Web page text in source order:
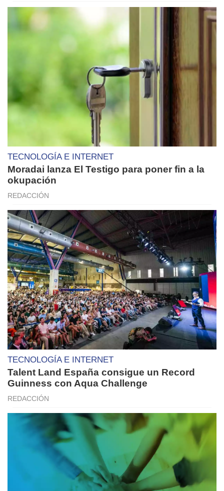
TECNOLOGÍA E INTERNET
Moradai lanza El Testigo para poner fin a la
okupación
REDACCIÓN
TECNOLOGÍA E INTERNET
Talent Land España consigue un Record
Guinness con Aqua Challenge
REDACCIÓN